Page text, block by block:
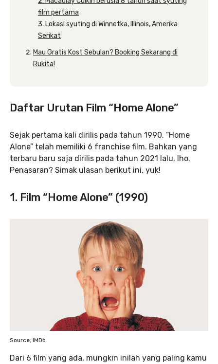
film pertama
3. Lokasi syuting di Winnetka, Illinois, Amerika
Serikat
Mau Gratis Kost Sebulan? Booking Sekarang di
Rukita!
Daftar Urutan Film “Home Alone”
Sejak pertama kali dirilis pada tahun 1990, “Home
Alone” telah memiliki 6 franchise film. Bahkan yang
terbaru baru saja dirilis pada tahun 2021 lalu, lho.
Penasaran? Simak ulasan berikut ini, yuk!
1. Film “Home Alone” (1990)
Source; IMDb
Dari 6 film yang ada, mungkin inilah yang paling kamu